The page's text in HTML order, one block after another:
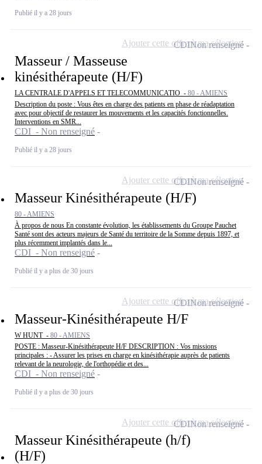
Publié il y a 28 jours
Masseur / Masseuse
kinésithérapeute (H/F)
LA CENTRALE D'APPELS ET TELECOMMUNICATIO - 80 - AMIENS
Description du poste : Vous êtes en charge des patients en phase de réadaptation
avec pour objectif de restaurer les mouvements et les capacités fonctionnelles.
Interventions en SMR...
CDI - Non renseigné
Publié il y a 28 jours
CDINon renseigné
Ajouter cette offre à ma sélection
Masseur Kinésithérapeute (H/F)
80 - AMIENS
À propos de nous En constante évolution, les établissements du Groupe Pauchet
Santé sont des acteurs majeurs de Santé du territoire de la Somme depuis 1897, et
plus récemment implantés dans le...
CDI - Non renseigné
Publié il y a plus de 30 jours
CDINon renseigné
Ajouter cette offre à ma sélection
Masseur-Kinésithérapeute H/F
W HUNT - 80 - AMIENS
POSTE : Masseur-Kinésithérapeute H/F DESCRIPTION : Vos missions
principales : - Assurer les prises en charge en kinésithérapie auprès de patients
relevant de la neurologie, de l'orthopédie et des...
CDI - Non renseigné
Publié il y a plus de 30 jours
CDINon renseigné
Ajouter cette offre à ma sélection
Masseur Kinésithérapeute (h/f)
(H/F)
CDINon renseigné
Ajouter cette offre à ma sélection